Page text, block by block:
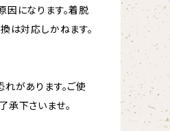
になります。着脱
は対応しかねます。
があります。ご使
下さいませ。